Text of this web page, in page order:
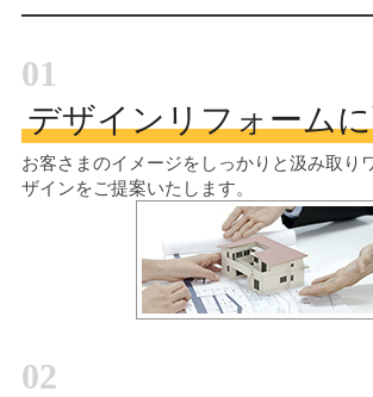
01
デザインリフォーム
お客さまのイメージをしっかりと汲み取り
ザインをご提案いたします。
02